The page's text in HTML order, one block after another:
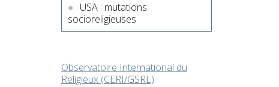
USA : mutations
socioreligieuses
Observatoire International du
Religieux (CERI/GSRL)